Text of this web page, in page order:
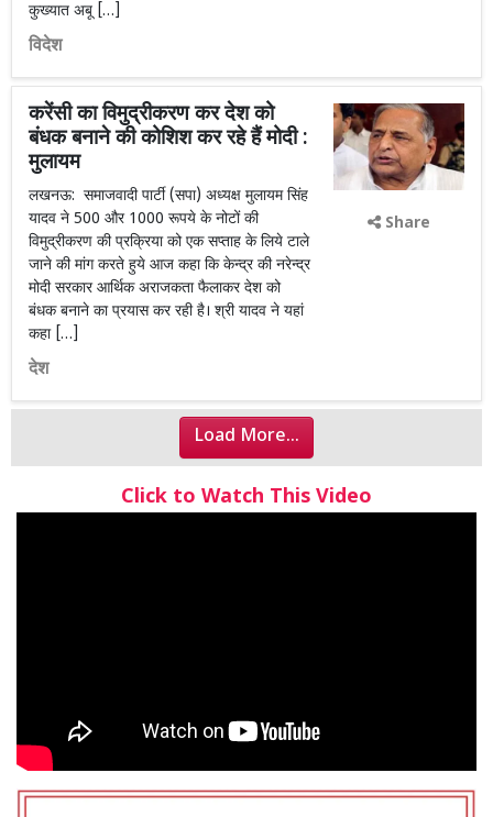
कुख्यात अबू […]
विदेश
करेंसी का विमुद्रीकरण कर देश को
बंधक बनाने की कोशिश कर रहे हैं मोदी :
मुलायम
लखनऊ: समाजवादी पार्टी (सपा) अध्यक्ष मुलायम सिंह
यादव ने 500 और 1000 रूपये के नोटों की
विमुद्रीकरण की प्रक्रिया को एक सप्ताह के लिये टाले
जाने की मांग करते हुये आज कहा कि केन्द्र की नरेन्द्र
मोदी सरकार आर्थिक अराजकता फैलाकर देश को
बंधक बनाने का प्रयास कर रही है। श्री यादव ने यहां
कहा […]
देश
Share
Load More...
Click to Watch This Video